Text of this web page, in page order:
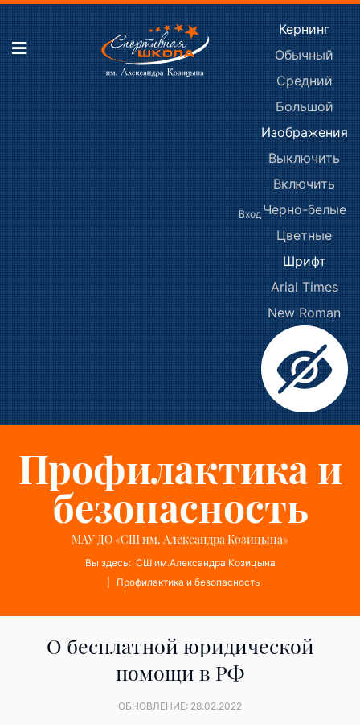
Кернинг
Обычный
Средний
Большой
Изображения
Выключить
Включить
Черно-белые
Цветные
Шрифт
Arial Times
New Roman
Вход
Профилактика и
безопасность
МАУ ДО «СШ им. Александра Козицына»
Вы здесь: СШ им.Александра Козицына
Профилактика и безопасность
О бесплатной юридической
помощи в РФ
ОБНОВЛЕНИЕ: 28.02.2022